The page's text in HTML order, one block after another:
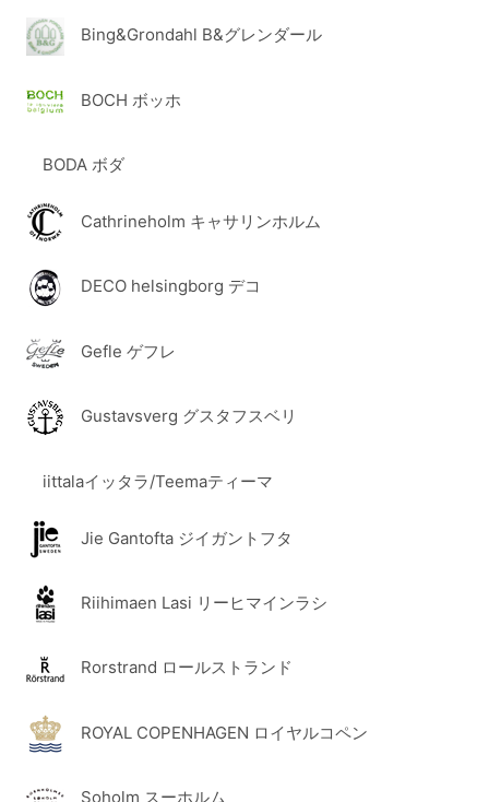
Bing&Grondahl B&グレンダール
BOCH ボッホ
BODA ボダ
Cathrineholm キャサリンホルム
DECO helsingborg デコ
Gefle ゲフレ
Gustavsverg グスタフスベリ
iittalaイッタラ/Teemaティーマ
Jie Gantofta ジイガントフタ
Riihimaen Lasi リーヒマインラシ
Rorstrand ロールストランド
ROYAL COPENHAGEN ロイヤルコペン
Soholm スーホルム